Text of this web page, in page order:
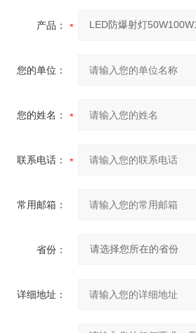
产品：
您的单位：
您的姓名：
联系电话：
常用邮箱：
省份：
详细地址：